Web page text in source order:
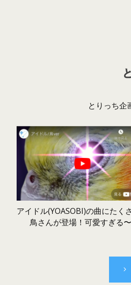
とりっち企
アイドル(YOASOBI)の曲にたく
鳥さんが登場！可愛すぎる